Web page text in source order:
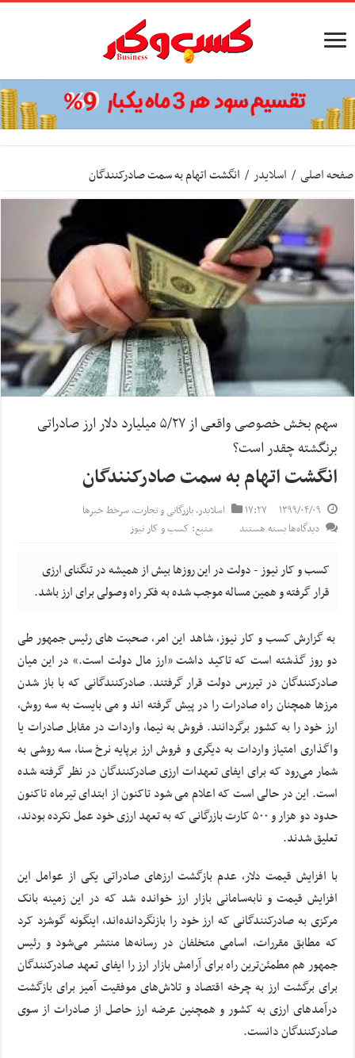
صفحه اصلی / اسلایدر / انگشت اتهام به سمت صادرکنندگان
سهم بخش خصوصی واقعی از ۵/۲۷ میلیارد دلار ارز صادراتی
برنگشته چقدر است؟
انگشت اتهام به سمت صادرکنندگان
۱۳۹۹/۰۴/۰۹ ۱۷:۲۷ اسلایدر,بازرگانی و تجارت,سرخط خبرها
دیدگاه‌هابرای
اتهام
سمت
بسته هستند منبع: کسب و کار نیوز
کسب و کار نیوز - دولت در این روزها بیش از همیشه در تنگنای ارزی
قرار گرفته و همین مساله موجب شده به فکر راه وصولی برای ارز باشد.
به گزارش کسب و کار نیوز، شاهد این امر، صحبت های رئیس جمهور طی
دو روز گذشته است که تاکید داشت «ارز مال دولت است.» در این میان
صادرکنندگان در تیررس دولت قرار گرفتند. صادرکنندگانی که با باز شدن
مرزها همچنان راه صادرات را در پیش گرفته اند و می بایست به سه روش،
ارز خود را به کشور برگردانند. فروش به نیما، واردات در مقابل صادرات یا
واگذاری امتیاز واردات به دیگری و فروش ارز برپایه نرخ سنا، سه روشی به
شمار می‌رود که برای ایفای تعهدات ارزی صادرکنندگان در نظر گرفته شده
است. این در حالی است که اعلام می شود تاکنون از ابتدای تیرماه تاکنون
حدود دو هزار و ۵۰۰ کارت بازرگانی که به تعهد ارزی خود عمل نکرده بودند،
تعلیق شدند.
با افزایش قیمت دلار، عدم بازگشت ارزهای صادراتی یکی از عوامل این
افزایش قیمت و نابه‌سامانی بازار ارز خوانده شد که در این زمینه بانک
مرکزی به صادرکنندگانی که ارز خود را بازنگردانده‌اند، اینگونه گوشزد کرد
که مطابق مقررات، اسامی متخلفان در رسانه‌ها منتشر می‌شود و رئیس
جمهور هم مطمئن‌ترین راه برای آرامش بازار ارز را ایفای تعهد صادرکنندگان
برای برگشت ارز به چرخه اقتصاد و تلاش‌های موفقیت آمیز برای بازگشت
درآمدهای ارزی به کشور و همچنین عرضه ارز حاصل از صادرات از سوی
صادرکنندگان دانست.